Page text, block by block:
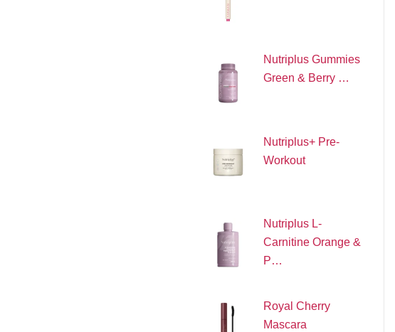
Nutriplus Gummies
Green & Berry …
Nutriplus+ Pre-
Workout
Nutriplus L-
Carnitine Orange &
P…
Royal Cherry
Mascara